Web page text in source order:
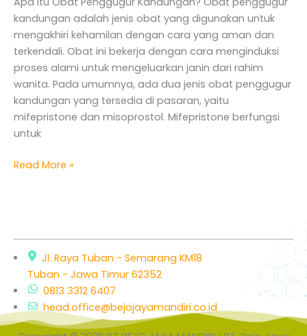
kandungan adalah jenis obat yang digunakan untuk
mengakhiri kehamilan dengan cara yang aman dan
terkendali. Obat ini bekerja dengan cara menginduksi
proses alami untuk mengeluarkan janin dari rahim
wanita. Pada umumnya, ada dua jenis obat penggugur
kandungan yang tersedia di pasaran, yaitu
mifepristone dan misoprostol. Mifepristone berfungsi
untuk
dan
Pertimbangan
Hukum
Read More »
Jl. Raya Tuban - Semarang KM18
Tuban - Jawa Timur 62352
0813 3312 6407
head.office@bejojayamandiri.co.id